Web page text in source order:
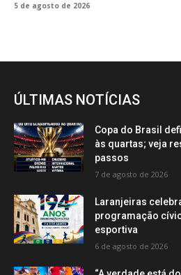
5 de agosto de 2026
ÚLTIMAS NOTÍCIAS
Copa do Brasil
às quartas; veja
passos
7 de agosto de 2026
Laranjeiras
programação
esportiva
6 de agosto de 2026